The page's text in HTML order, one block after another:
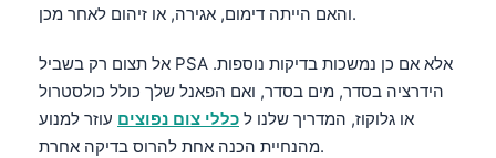
והאם הייתה דימום, אגירה, או זיהום לאחר מכן.
אל תצום רק בשביל PSA אלא אם כן נמשכות בדיקות נוספות.
הידרציה בסדר, מים בסדר, ואם הפאנל שלך כולל כולסטרול
או גלוקוז, המדריך שלנו ל כללי צום נפוצים עוזר למנוע
מהנחיית הכנה אחת להרוס בדיקה אחרת.
Suomi
Hrvatski
Slovenčina